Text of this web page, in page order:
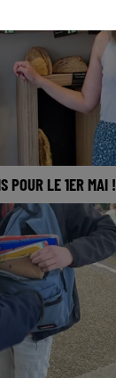
POUR LE 1ER MAI !